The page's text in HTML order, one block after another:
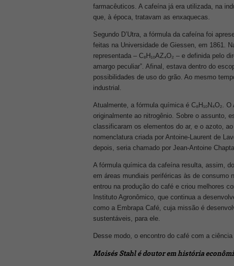
farmacêuticos. A cafeína já era utilizada, na
que, à época, tratavam as enxaquecas.
Segundo D’Utra, a fórmula da cafeína foi
feitas na Universidade de Giessen, em 1861.
representada – C₈H₁₀AZ₄O₂ – e definida pelo
amargo peculiar”. Afinal, estava dentro do
possibilidades de uso do grão. Ao mesmo
industrial.
Atualmente, a fórmula química é C₈H₁₀N₄O₂.
originalmente ao nitrogênio. Sobre o assunto,
classificaram os elementos do ar, e o azoto,
nomenclatura criada por Antoine-Laurent de
depois, seria chamado por Jean-Antoine
A fórmula química da cafeína resulta, assim,
em áreas mundiais periféricas às de consumo
entrou na produção do café e criou melhores
Instituto Agronômico, que continua a
como a Embrapa Café, cuja missão é
sustentáveis, para ele.
Desse modo, o encontro do café com a
Moisés Stahl é doutor em história